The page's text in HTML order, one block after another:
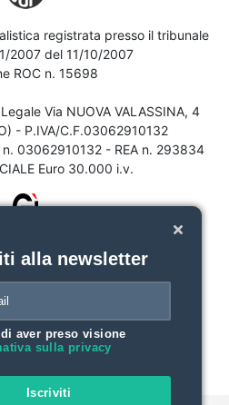
registrata presso il tribunale
2007 del 11/10/2007
ROC n. 15698
Via NUOVA VALASSINA, 4
- P.IVA/C.F.03062910132
03062910132 - REA n. 293834
Euro 30.000 i.v.
alla newsletter
aver preso visione
sulla privacy
Iscriviti